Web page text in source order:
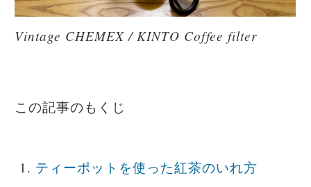
Vintage CHEMEX / KINTO Coffee filter
この記事のもくじ
ティーポットを使った紅茶のいれ方